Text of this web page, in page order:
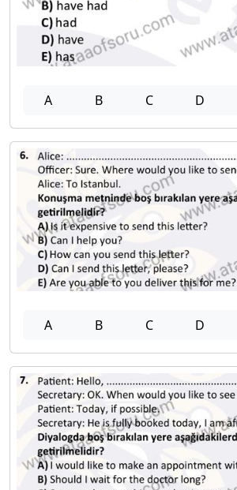
A B C D
A B C D